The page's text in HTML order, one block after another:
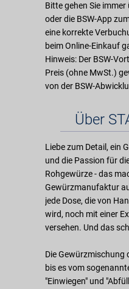
Bitte gehen Sie immer
oder die BSW-App
eine korrekte
beim Online-Einkauf
Hinweis: Der BSW-
Preis (ohne MwSt.)
von der BSW-
Über
Liebe zum Detail, ein
und die Passion für
Rohgewürze - das
Gewürzmanufaktur
jede Dose, die von
wird, noch mit einer
versehen. Und das
Die Gewürzmischung
bis es vom
"Einwiegen" und